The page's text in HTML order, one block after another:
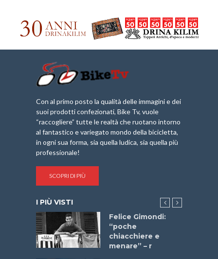
Con al primo posto la qualità delle immagini e dei
suoi prodotti confezionati, Bike Tv, vuole
“raccogliere” tutte le realtà che ruotano intorno
al fantastico e variegato mondo della bicicletta,
in ogni sua forma, sia quella ludica, sia quella più
professionale!
SCOPRI DI PIÙ
I PIÙ VISTI
Felice Gimondi:
“poche
chiacchiere e
menare” – r